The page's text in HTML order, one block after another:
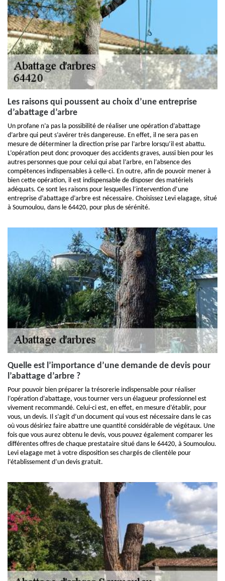
Les raisons qui poussent au choix d’une entreprise
d’abattage d’arbre
Un profane n’a pas la possibilité de réaliser une opération d’abattage
d’arbre qui peut s’avérer très dangereuse. En effet, il ne sera pas en
mesure de déterminer la direction prise par l’arbre lorsqu’il est abattu.
L’opération peut donc provoquer des accidents graves, aussi bien pour les
autres personnes que pour celui qui abat l’arbre, en l’absence des
compétences indispensables à celle-ci. En outre, afin de pouvoir mener à
bien cette opération, il est indispensable de disposer des matériels
adéquats. Ce sont les raisons pour lesquelles l’intervention d’une
entreprise d’abattage d’arbre est nécessaire. Choisissez Levi elagage, situé
à Soumoulou, dans le 64420, pour plus de sérénité.
Quelle est l’importance d’une demande de devis pour
l’abattage d’arbre ?
Pour pouvoir bien préparer la trésorerie indispensable pour réaliser
l’opération d’abattage, vous tourner vers un élagueur professionnel est
vivement recommandé. Celui-ci est, en effet, en mesure d’établir, pour
vous, un devis. Il s’agit d’un document qui vous est nécessaire dans le cas
où vous désiriez faire abattre une quantité considérable de végétaux. Une
fois que vous aurez obtenu le devis, vous pouvez également comparer les
différentes offres de chaque prestataire situé dans le 64420, à Soumoulou.
Levi elagage met à votre disposition ses chargés de clientèle pour
l’établissement d’un devis gratuit.